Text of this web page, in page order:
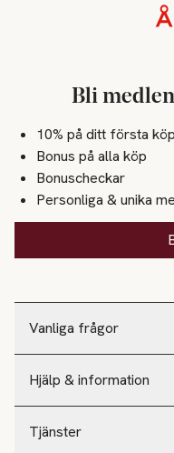
Vanliga frågor
Hjälp & information
Tjänster
Bli
10% på ditt första
Bonus på alla köp
Bonuscheckar
Personliga & unika